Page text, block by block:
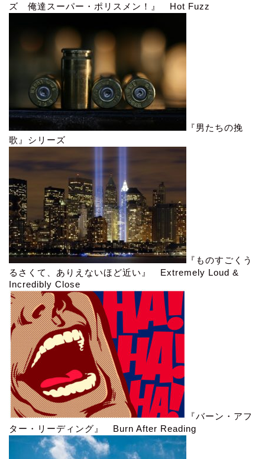
ズ 俺達スーパー・ポリスメン！』 Hot Fuzz
『男たちの挽
歌』シリーズ
『ものすごくう
るさくて、ありえないほど近い』 Extremely Loud &
Incredibly Close
『バーン・アフ
ター・リーディング』 Burn After Reading